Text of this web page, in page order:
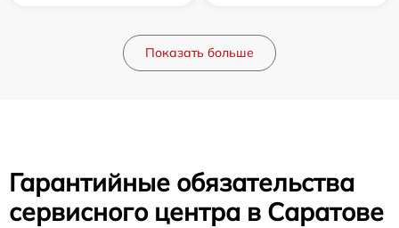
Показать больше
Гарантийные обязательства
сервисного центра в Саратове